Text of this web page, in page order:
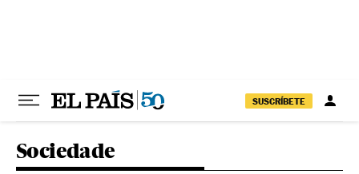
SUSCRÍBETE
Sociedade